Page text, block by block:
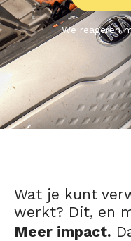
We reageren
Wat je kunt
werkt? Dit, en
Meer impact.